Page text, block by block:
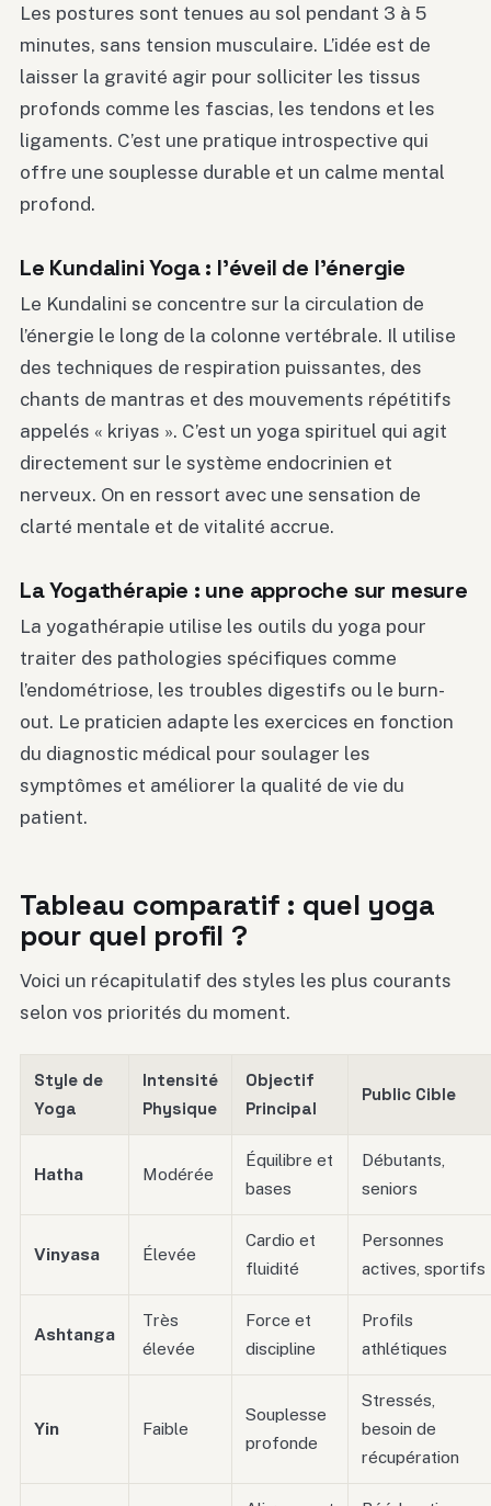
Les postures sont tenues au sol pendant 3 à 5
minutes, sans tension musculaire. L’idée est de
laisser la gravité agir pour solliciter les tissus
profonds comme les fascias, les tendons et les
ligaments. C’est une pratique introspective qui
offre une souplesse durable et un calme mental
profond.
Le Kundalini Yoga : l’éveil de l’énergie
Le Kundalini se concentre sur la circulation de
l’énergie le long de la colonne vertébrale. Il utilise
des techniques de respiration puissantes, des
chants de mantras et des mouvements répétitifs
appelés « kriyas ». C’est un yoga spirituel qui agit
directement sur le système endocrinien et
nerveux. On en ressort avec une sensation de
clarté mentale et de vitalité accrue.
La Yogathérapie : une approche sur mesure
La yogathérapie utilise les outils du yoga pour
traiter des pathologies spécifiques comme
l’endométriose, les troubles digestifs ou le burn-
out. Le praticien adapte les exercices en fonction
du diagnostic médical pour soulager les
symptômes et améliorer la qualité de vie du
patient.
Tableau comparatif : quel yoga
pour quel profil ?
Voici un récapitulatif des styles les plus courants
selon vos priorités du moment.
Style de
Yoga
Intensité
Physique
Objectif
Principal
Public Cible
Hatha Modérée
Équilibre et
bases
Débutants,
seniors
Vinyasa Élevée
Cardio et
fluidité
Personnes
actives, sportifs
Ashtanga
Très
élevée
Force et
discipline
Profils
athlétiques
Yin Faible
Souplesse
profonde
Stressés,
besoin de
récupération